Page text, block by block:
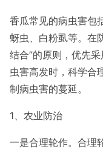
香瓜常见的病虫害包
蚜虫、白粉虱等。在
结合”的原则，优先
虫害高发时，科学合
制病虫害的蔓延。
1、农业防治
一是合理轮作。合理